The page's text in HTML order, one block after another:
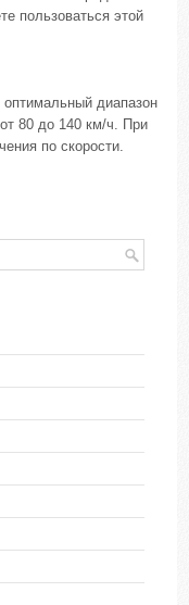
пользоваться этой
диапазон
80 до 140 км/ч. При
по скорости.